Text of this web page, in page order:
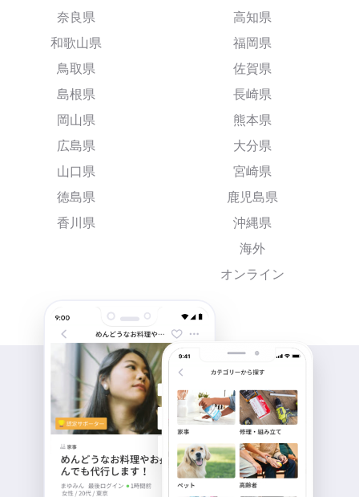
奈良県
和歌山県
鳥取県
島根県
岡山県
広島県
山口県
徳島県
香川県
高知県
福岡県
佐賀県
長崎県
熊本県
大分県
宮崎県
鹿児島県
沖縄県
海外
オンライン